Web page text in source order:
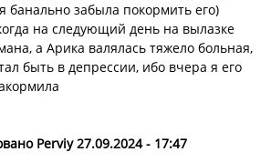
банально забыла покормить его)
на следующий день на вылазке
а Арика валялась тяжело больная,
быть в депрессии, ибо вчера я его
Perviy 27.09.2024 - 17:47